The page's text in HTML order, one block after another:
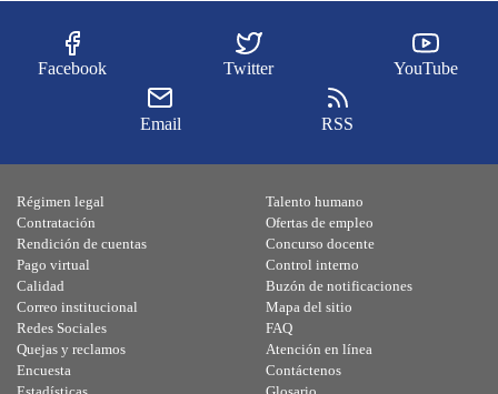
Facebook Twitter YouTube
Email RSS
Régimen legal
Contratación
Rendición de cuentas
Pago virtual
Calidad
Talento humano
Ofertas de empleo
Concurso docente
Control interno
Buzón de notificaciones
Correo institucional
Redes Sociales
Quejas y reclamos
Encuesta
Mapa del sitio
FAQ
Atención en línea
Contáctenos